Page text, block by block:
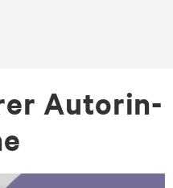
Au­to­rin­